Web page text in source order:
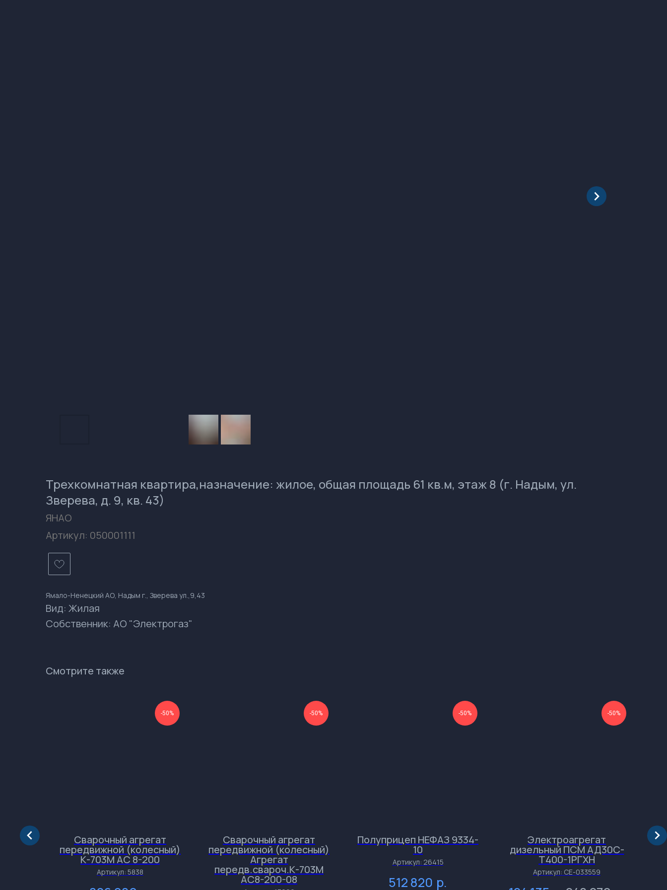
Трехкомнатная квартира,назначение: жилое, общая площадь 61 кв.м, этаж 8 (г. Надым, ул.
Зверева, д. 9, кв. 43)
ЯНАО
Артикул: 050001111
Ямало-Ненецкий АО, Надым г., Зверева ул.,9,43
Вид: Жилая
Собственник: АО "Электрогаз"
Смотрите также
PC-
-50%
Сварочный агрегат
передвижной (колесный)
К-703М АС 8-200
Артикул: 5838
-50%
Сварочный агрегат
передвижной (колесный)
Агрегат
передв.свароч.К-703М
АС8-200-08
-50%
Полуприцеп НЕФАЗ 9334-
10
Артикул: 26415
512 820 р.
-50%
Электроагрегат
дизельный ПСМ АД30С-
Т400-1РГХН
Артикул: СЕ-033559